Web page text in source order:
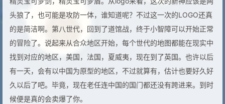
头狼了，也可能是攻防一体，谁知道呢？不过这一次的LOGO还真
的是简洁啊。第八世代，回到了道馆战，终于小智障可以开始正常
的冒险了。说起来从合众地区开始，每个世代的地图都能在现实中
找到对应的地区，美国，法国，夏威夷，现在到了英国。也许以后
有一天，会有以中国为原型的地区，不过就算有，估计也要好久好
久以后了吧。毕竟，现在老任连中国的国门都还没有跨进来。到时
候便是真的会卖爆了你。